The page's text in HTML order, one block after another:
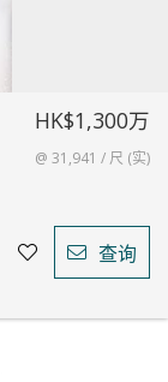
HK$1,300万
@ 31,941 / 尺 (实)
查询